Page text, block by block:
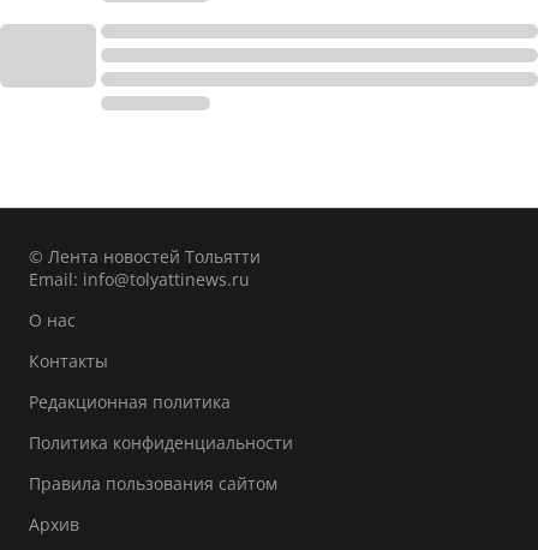
© Лента новостей Тольятти
Email: info@tolyattinews.ru
О нас
Контакты
Редакционная политика
Политика конфиденциальности
Правила пользования сайтом
Архив